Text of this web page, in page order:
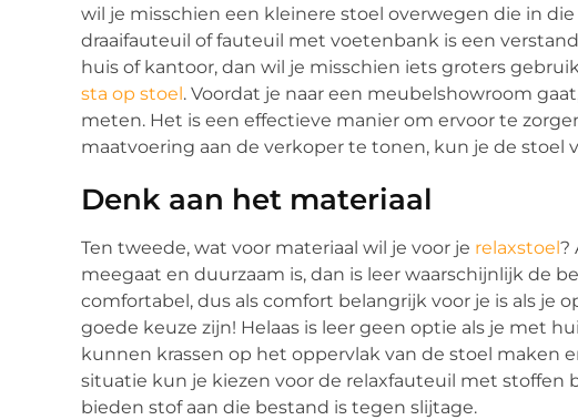
wil je misschien een kleinere stoel overwegen die in
draaifauteuil of fauteuil met voetenbank is een
huis of kantoor, dan wil je misschien iets groters
sta op stoel. Voordat je naar een meubelshowroom
meten. Het is een effectieve manier om ervoor te
maatvoering aan de verkoper te tonen, kun je de stoel
Denk aan het materiaal
Ten tweede, wat voor materiaal wil je voor je relaxstoel?
meegaat en duurzaam is, dan is leer waarschijnlijk de
comfortabel, dus als comfort belangrijk voor je is als je
goede keuze zijn! Helaas is leer geen optie als je met
kunnen krassen op het oppervlak van de stoel maken
situatie kun je kiezen voor de relaxfauteuil met stoffen
bieden stof aan die bestand is tegen slijtage.